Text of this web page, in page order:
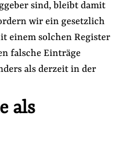
sind, bleibt damit
wir ein gesetzlich
einem solchen Register
falsche Einträge
als derzeit in der
als